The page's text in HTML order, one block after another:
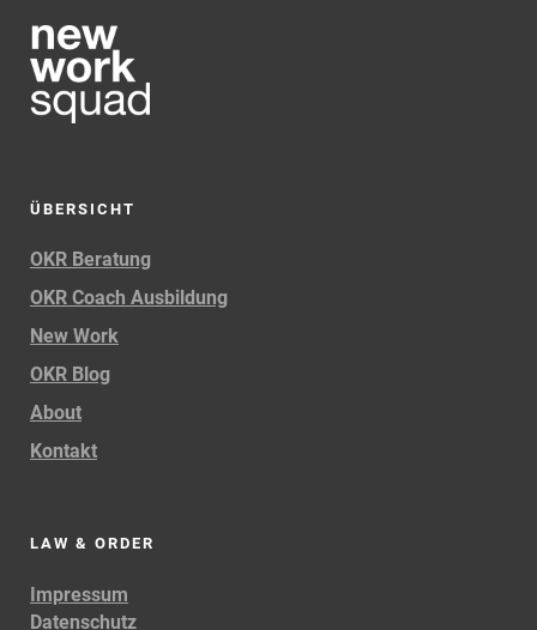
ÜBERSICHT
OKR Beratung
OKR Coach Ausbildung
New Work
OKR Blog
About
Kontakt
LAW & ORDER
Impressum
Datenschutz